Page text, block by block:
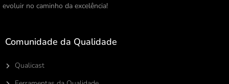
evoluir no caminho da excelência!
Comunidade da Qualidade
Qualicast